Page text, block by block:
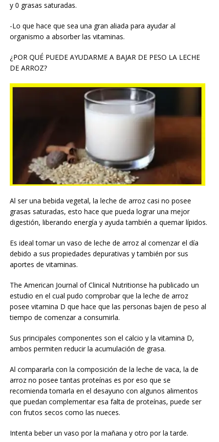
y 0 grasas saturadas.
-Lo que hace que sea una gran aliada para ayudar al
organismo a absorber las vitaminas.
¿POR QUÉ PUEDE AYUDARME A BAJAR DE PESO LA LECHE
DE ARROZ?
Al ser una bebida vegetal, la leche de arroz casi no posee
grasas saturadas, esto hace que pueda lograr una mejor
digestión, liberando energía y ayuda también a quemar lípidos.
Es ideal tomar un vaso de leche de arroz al comenzar el día
debido a sus propiedades depurativas y también por sus
aportes de vitaminas.
The American Journal of Clinical Nutritionse ha publicado un
estudio en el cual pudo comprobar que la leche de arroz
posee vitamina D que hace que las personas bajen de peso al
tiempo de comenzar a consumirla.
Sus principales componentes son el calcio y la vitamina D,
ambos permiten reducir la acumulación de grasa.
Al compararla con la composición de la leche de vaca, la de
arroz no posee tantas proteínas es por eso que se
recomienda tomarla en el desayuno con algunos alimentos
que puedan complementar esa falta de proteínas, puede ser
con frutos secos como las nueces.
Intenta beber un vaso por la mañana y otro por la tarde.